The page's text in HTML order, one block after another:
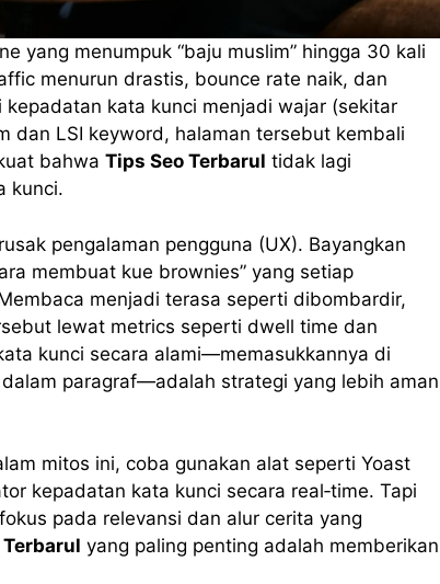
yang menumpuk “baju muslim” hingga 30 kali
menurun drastis, bounce rate naik, dan
kata kunci menjadi wajar (sekitar
dan LSI keyword, halaman tersebut kembali
bahwa Tips Seo Terbarul tidak lagi
kunci.
pengalaman pengguna (UX). Bayangkan
membuat kue brownies” yang setiap
menjadi terasa seperti dibombardir,
lewat metrics seperti dwell time dan
kunci secara alami—memasukkannya di
paragraf—adalah strategi yang lebih aman
mitos ini, coba gunakan alat seperti Yoast
kepadatan kata kunci secara real‑time. Tapi
pada relevansi dan alur cerita yang
yang paling penting adalah memberikan